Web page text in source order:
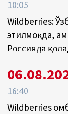
10:05
Wildberries:
этилмоқда,
Россияда
16:40
Wildberries